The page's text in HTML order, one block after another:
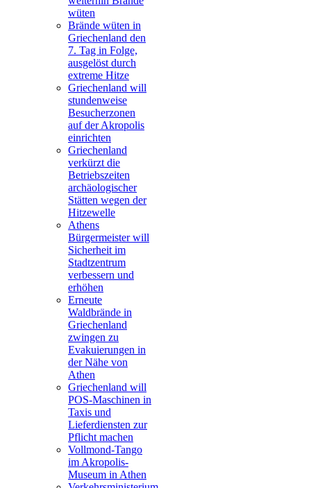
wüten
Brände wüten in
Griechenland den
7. Tag in Folge,
ausgelöst durch
extreme Hitze
Griechenland will
stundenweise
Besucherzonen
auf der Akropolis
einrichten
Griechenland
verkürzt die
Betriebszeiten
archäologischer
Stätten wegen der
Hitzewelle
Athens
Bürgermeister will
Sicherheit im
Stadtzentrum
verbessern und
erhöhen
Erneute
Waldbrände in
Griechenland
zwingen zu
Evakuierungen in
der Nähe von
Athen
Griechenland will
POS-Maschinen in
Taxis und
Lieferdiensten zur
Pflicht machen
Vollmond-Tango
im Akropolis-
Museum in Athen